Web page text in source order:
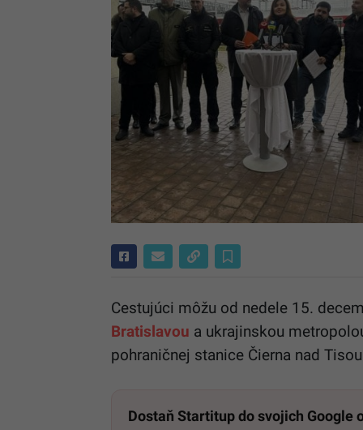
Cestujúci môžu od nedele 15.
Bratislavou a ukrajinskou
pohraničnej stanice Čierna nad
Dostaň Startitup do svojich Google